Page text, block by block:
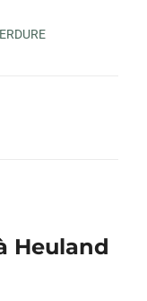
Heuland